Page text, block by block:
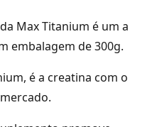
Max Titanium é um a
embalagem de 300g.
é a creatina com o